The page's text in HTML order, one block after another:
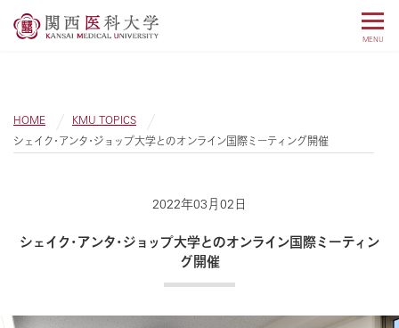
MENU
HOME
KMU TOPICS
シェイク・アンタ・ジョップ大学とのオンライン国際ミーティング開催
2022年03月02日
シェイク・アンタ・ジョップ大学とのオンライン国際ミーティン
グ開催